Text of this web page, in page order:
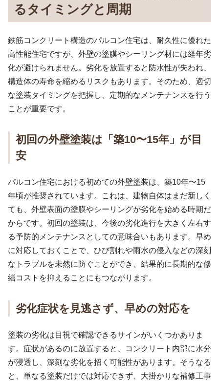
るタイミングと周期
鉄筋コンクリート構造のパルコン住宅は、耐久性に優れた
高性能住宅ですが、外壁の塗膜やシーリング材には経年劣
化が避けられません。劣化を放置すると防水性が失われ、
構造体の寿命を縮めるリスクもあります。そのため、適切
な塗装タイミングを把握し、定期的なメンテナンスを行う
ことが重要です。
初回の外壁塗装は「築10〜15年」が目
安
パルコン住宅における初めての外壁塗装は、築10年〜15
年頃が推奨されています。これは、建物自体はまだ新しく
ても、外壁表面の塗膜やシーリングが劣化を始める時期だ
からです。初回の塗装は、今後の劣化進行を大きく左右す
る予防的メンテナンスとしての意味合いもあります。早め
に対応しておくことで、ひび割れや雨水の侵入などの深刻
なトラブルを未然に防ぐことができ、結果的に長期的な修
繕コストを抑えることにもつながります。
劣化症状を見逃さず、早めの対応を
塗装の劣化は目視で確認できるサインがいくつかありま
す。症状があるのに放置すると、コンクリート内部に水分
が浸透し、深刻な劣化を招く可能性があります。そうなる
と、単なる塗装だけでは対応できず、大掛かりな補修工事